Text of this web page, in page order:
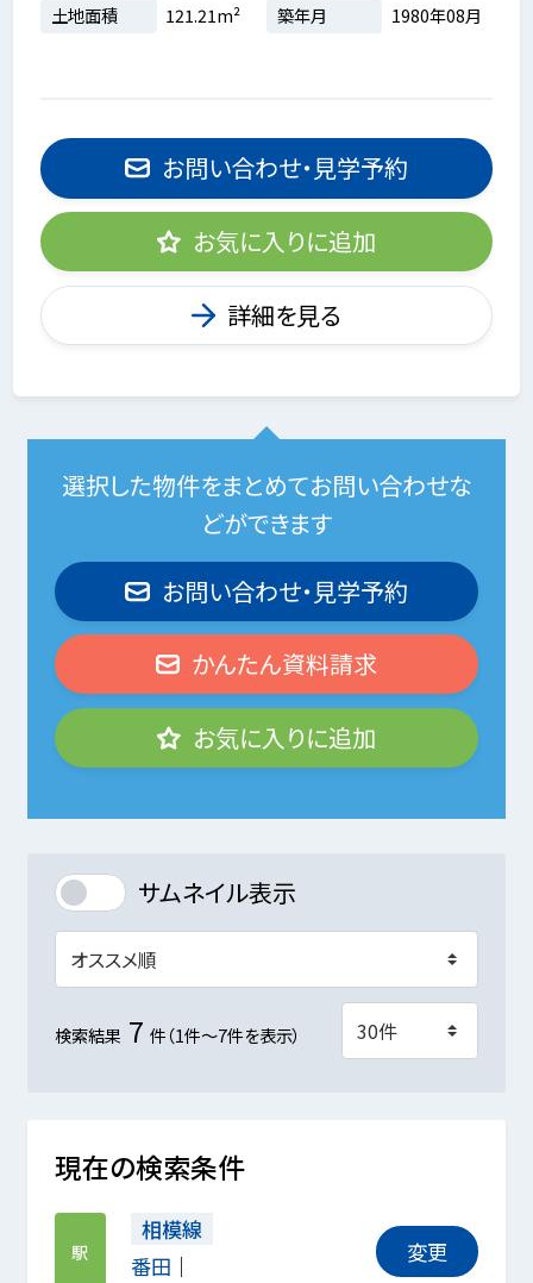
土地面積
121.21m² 築年月 1980年08月
お問い合わせ・見学予約
お気に入りに追加
詳細を見る
選択した物件をまとめてお問い合わせな
どができます
お問い合わせ・見学予約
かんたん資料請求
お気に入りに追加
サムネイル表示
検索結果 7 件（1件～7件を表示）
現在の検索条件
駅
相模線
番田
変更